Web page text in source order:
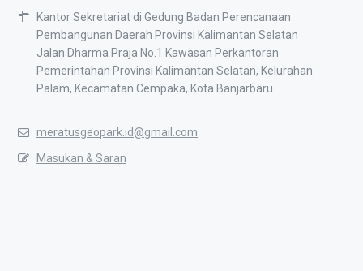
Kantor Sekretariat di Gedung Badan Perencanaan
Pembangunan Daerah Provinsi Kalimantan Selatan
Jalan Dharma Praja No.1 Kawasan Perkantoran
Pemerintahan Provinsi Kalimantan Selatan, Kelurahan
Palam, Kecamatan Cempaka, Kota Banjarbaru.
meratusgeopark.id@gmail.com
Masukan & Saran